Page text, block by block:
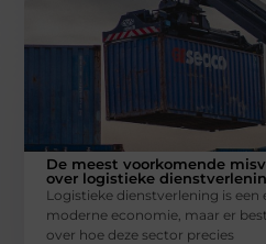
De meest voorkomende
over logistieke
Logistieke dienstverlening is een
moderne economie, maar er
over hoe deze sector precies